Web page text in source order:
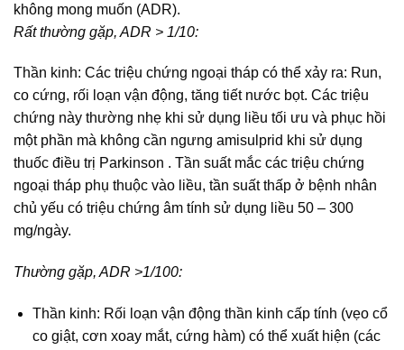
không mong muốn (ADR).
Rất thường gặp, ADR > 1/10:
Thần kinh: Các triệu chứng ngoại tháp có thể xảy ra: Run,
co cứng, rối loạn vận động, tăng tiết nước bọt. Các triệu
chứng này thường nhẹ khi sử dụng liều tối ưu và phục hồi
một phần mà không cần ngưng amisulprid khi sử dụng
thuốc điều trị Parkinson . Tần suất mắc các triệu chứng
ngoại tháp phụ thuộc vào liều, tần suất thấp ở bệnh nhân
chủ yếu có triệu chứng âm tính sử dụng liều 50 – 300
mg/ngày.
Thường gặp, ADR >1/100:
Thần kinh: Rối loạn vận động thần kinh cấp tính (vẹo cổ
co giật, cơn xoay mắt, cứng hàm) có thể xuất hiện (các